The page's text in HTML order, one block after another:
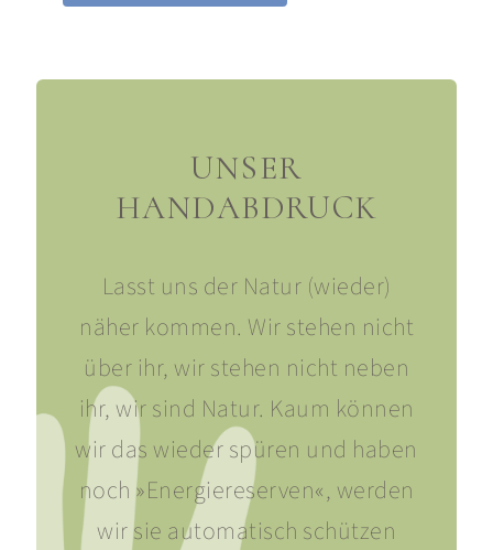
UNSER
HANDABDRUCK
Lasst uns der Natur (wieder)
näher kommen. Wir stehen nicht
über ihr, wir stehen nicht neben
ihr, wir sind Natur. Kaum können
wir das wieder spüren und haben
noch »Energiereserven«, werden
wir sie automatisch schützen